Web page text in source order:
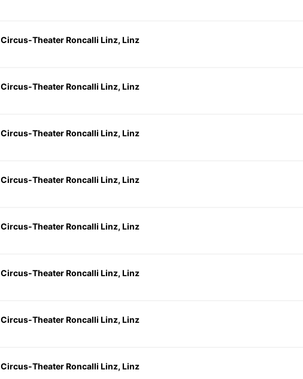
Circus-Theater Roncalli Linz, Linz
Circus-Theater Roncalli Linz, Linz
Circus-Theater Roncalli Linz, Linz
Circus-Theater Roncalli Linz, Linz
Circus-Theater Roncalli Linz, Linz
Circus-Theater Roncalli Linz, Linz
Circus-Theater Roncalli Linz, Linz
Circus-Theater Roncalli Linz, Linz